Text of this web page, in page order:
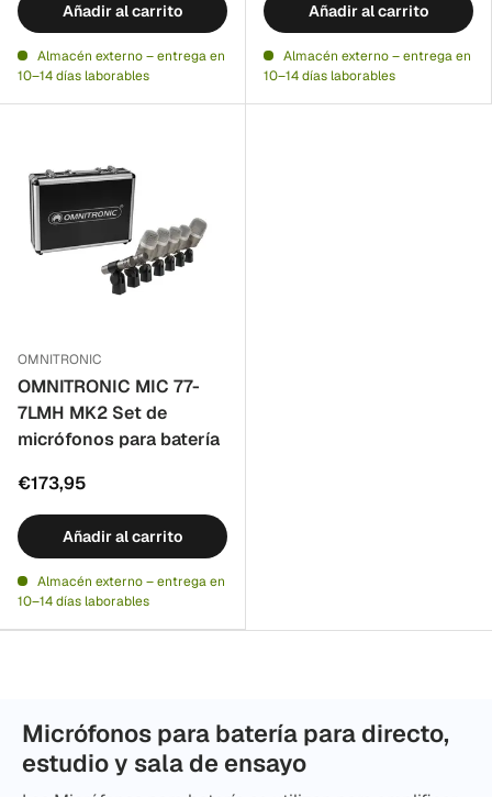
Añadir al carrito
Almacén externo – entrega en
10–14 días laborables
Añadir al carrito
Almacén externo – entrega en
10–14 días laborables
OMNITRONIC
OMNITRONIC MIC 77-
7LMH MK2 Set de
micrófonos para batería
€173,95
Añadir al carrito
Almacén externo – entrega en
10–14 días laborables
Micrófonos para batería para directo,
estudio y sala de ensayo